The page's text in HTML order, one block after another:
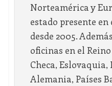
Norteamérica y
estado presente
desde 2005.
oficinas en el
Checa,
Alemania, Países